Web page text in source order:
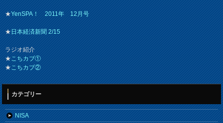
★YenSPA！ 2011年 12月号
★日本経済新聞 2/15
ラジオ紹介
★こちカブ①
★こちカブ②
カテゴリー
NISA